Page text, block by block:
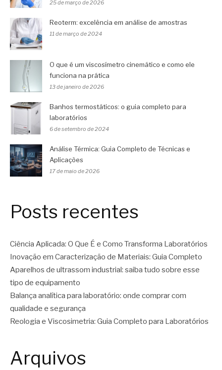
25 de março de 2026
Reoterm: excelência em análise de amostras
11 de março de 2024
O que é um viscosímetro cinemático e como ele
funciona na prática
13 de janeiro de 2026
Banhos termostáticos: o guia completo para
laboratórios
6 de setembro de 2024
Análise Térmica: Guia Completo de Técnicas e
Aplicações
17 de maio de 2026
Posts recentes
Ciência Aplicada: O Que É e Como Transforma Laboratórios
Inovação em Caracterização de Materiais: Guia Completo
Aparelhos de ultrassom industrial: saiba tudo sobre esse
tipo de equipamento
Balança analítica para laboratório: onde comprar com
qualidade e segurança
Reologia e Viscosimetria: Guia Completo para Laboratórios
Arquivos